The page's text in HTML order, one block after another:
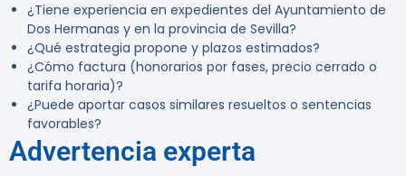
¿Tiene experiencia en expedientes del Ayuntamiento de
Dos Hermanas y en la provincia de Sevilla?
¿Qué estrategia propone y plazos estimados?
¿Cómo factura (honorarios por fases, precio cerrado o
tarifa horaria)?
¿Puede aportar casos similares resueltos o sentencias
favorables?
Advertencia experta